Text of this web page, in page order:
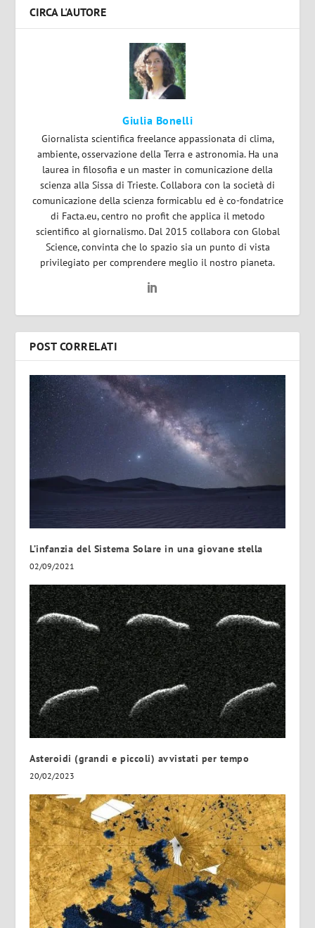
CIRCA L'AUTORE
Giulia Bonelli
Giornalista scientifica freelance appassionata di clima,
ambiente, osservazione della Terra e astronomia. Ha una
laurea in filosofia e un master in comunicazione della
scienza alla Sissa di Trieste. Collabora con la società di
comunicazione della scienza formicablu ed è co-fondatrice
di Facta.eu, centro no profit che applica il metodo
scientifico al giornalismo. Dal 2015 collabora con Global
Science, convinta che lo spazio sia un punto di vista
privilegiato per comprendere meglio il nostro pianeta.
POST CORRELATI
L’infanzia del Sistema Solare in una giovane stella
02/09/2021
Asteroidi (grandi e piccoli) avvistati per tempo
20/02/2023